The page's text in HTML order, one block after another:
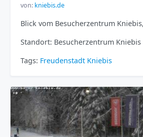
von: kniebis.de
Blick vom Besucherzentrum
Standort: Besucherzentrum Kniebis
Tags: Freudenstadt Kniebis